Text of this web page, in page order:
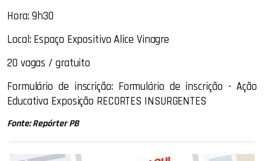
Hora: 9h30
Local: Espaço Expositivo Alice Vinagre
20 vagas / gratuito
Formulário de inscrição: Formulário de inscrição - Ação
Educativa Exposição RECORTES INSURGENTES
Fonte: Repórter PB